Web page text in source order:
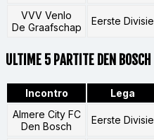
VVV Venlo
De Graafschap
Eerste Divisie
ULTIME 5 PARTITE DEN BOSCH
Incontro Lega
Almere City FC
Den Bosch
Eerste Divisie